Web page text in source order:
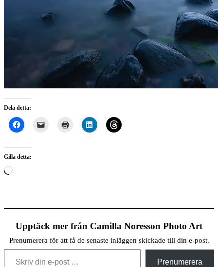
Dela detta:
Gilla detta:
Laddar
Upptäck mer från Camilla Noresson Photo Art
Prenumerera för att få de senaste inläggen skickade till din e-post.
Skriv din e-post …
Prenumerera